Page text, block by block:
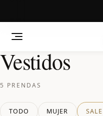
Saltar
Vestidos
5 PRENDAS
TODO MUJER SALE